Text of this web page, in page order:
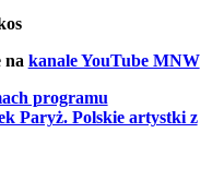
na kanale YouTube MNW
programu
Paryż. Polskie artystki z